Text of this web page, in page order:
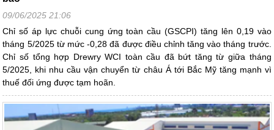
09/06/2025 21:06
Chỉ số áp lực chuỗi cung ứng toàn cầu (GSCPI) tăng lên 0,19 vào
tháng 5/2025 từ mức -0,28 đã được điều chỉnh tăng vào tháng trước.
Chỉ số tổng hợp Drewry WCI toàn cầu đã bứt tăng từ giữa tháng
5/2025, khi nhu cầu vận chuyển từ châu Á tới Bắc Mỹ tăng mạnh vì
thuế đối ứng được tạm hoãn.